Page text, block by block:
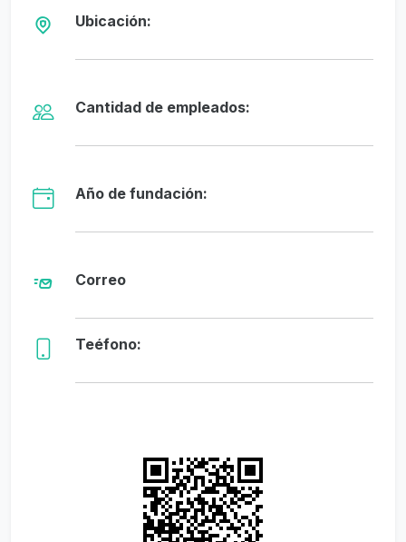
Ubicación:
Cantidad de empleados:
Año de fundación:
Correo
Teéfono: